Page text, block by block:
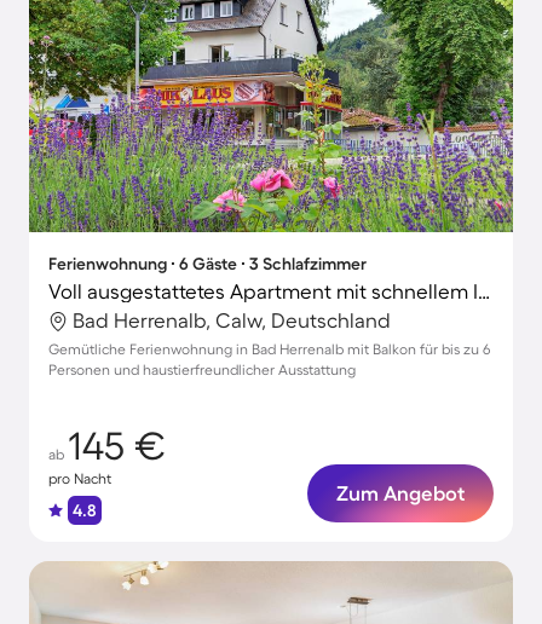
Ferienwohnung ∙ 6 Gäste ∙ 3 Schlafzimmer
Voll ausgestattetes Apartment mit schnellem Internet | Stadtblick | Haustiere erlaubt
Bad Herrenalb, Calw, Deutschland
Gemütliche Ferienwohnung in Bad Herrenalb mit Balkon für bis zu 6
Personen und haustierfreundlicher Ausstattung
ab 145 €
pro Nacht
4.8
Zum Angebot